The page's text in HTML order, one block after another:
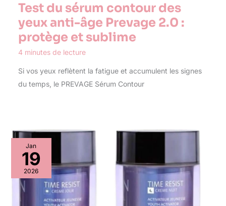
Test du sérum contour des
yeux anti-âge Prevage 2.0 :
protège et sublime
4 minutes de lecture
Si vos yeux reflètent la fatigue et accumulent les signes
du temps, le PREVAGE Sérum Contour
Jan
19
2026